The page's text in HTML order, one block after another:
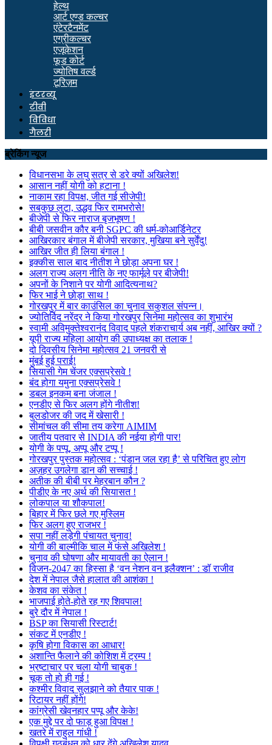
हेल्थ
आर्ट एण्ड कल्चर
एंटेरटैनमेंट
एग्रीकल्चर
एजूकेशन
फूड कोर्ट
ज्योतिष वर्ल्ड
टूरिज़म
इंटरव्यू
टीवी
विविधा
गैलरी
ब्रेकिंग न्यूज
विधानसभा के लघु सत्र से डरे क्यों अखिलेश!
आसान नहीं योगी को हटाना !
नाकाम रहा विपक्ष, जीत गई सीजेपी!
सबकुछ लुटा, उद्धव फिर रामभरोसे!
बीजेपी से फिर नाराज बृजभूषण !
बीबी जसवीन कौर बनी SGPC की धर्म-कोआर्डिनेटर
आखिरकार बंगाल में बीजेपी सरकार, मुखिया बने सुर्वेंदु!
आखिर जीत ही लिया बंगाल !
इक्कीस साल बाद नीतीश ने छोड़ा अपना घर !
अलग राज्य अलग नीति के नए फार्मूले पर बीजेपी!
अपनों के निशाने पर योगी आदित्यनाथ?
फिर भाई ने छोड़ा साथ !
गोरखपुर में बार काउंसिल का चुनाव सकुशल संपन्न।
ज्योतिर्विद नरेंद्र ने किया गोरखपुर सिनेमा महोत्सव का शुभारंभ
स्वामी अविमुक्तेश्वरानंद विवाद पहले शंकराचार्य अब नहीं, आखिर क्यों ?
यूपी राज्य महिला आयोग की उपाध्यक्ष का तलाक !
दो दिवसीय सिनेमा महोत्सव 21 जनवरी से
मुंबई हुई पराई!
सियासी गेम चेंजर एक्सप्रेसवे !
बंद होगा यमुना एक्सप्रेसवे !
डबल इनकम बना जंजाल !
एनडीए से फिर अलग होंगे नीतीश!
बुलडोजर की जद में खेसारी !
सीमांचल की सीमा तय करेगा AIMIM
जातीय पतवार से INDIA की नईया होगी पार!
योगी के पप्पू, अप्पू और टप्पू !
गोरखपुर पुस्तक महोत्सव : ‘पंडान जल रहा है’ से परिचित हुए लोग
अज़हर उगलेगा डान की सच्चाई !
अतीक की बीबी पर मेहरबान कौन ?
पीडीए के नए अर्थ की सियासत !
लोकपाल या शौकपाल!
बिहार में फिर छले गए मुस्लिम
फिर अलग हुए राजभर !
सपा नहीं लड़ेगी पंचायत चुनाव!
योगी की बाल्मीकि चाल में फंसे अखिलेश !
चुनाव की घोषणा और मायावती का ऐलान !
विजन-2047 का हिस्सा है ‘वन नेशन वन इलैक्शन’ : डॉ राजीव
देश में नेपाल जैसे हालात की आशंका !
केशव का संकेत !
भाजपाई होते-होते रह गए शिवपाल!
बुरे दौर में नेपाल !
BSP का सियासी रिस्टार्ट!
संकट में एनडीए !
कृषि होगा विकास का आधार!
अशान्ति फैलाने की कोशिश में ट्रम्प !
भ्रष्टाचार पर चला योगी चाबुक !
चूक तो हो ही गई !
कश्मीर विवाद सुलझाने को तैयार पाक !
रिटायर नहीं होंगे!
कांग्रेसी खेवनहार पप्पू और केके!
एक मुद्दे पर दो फाड़ हुआ विपक्ष !
खतरे में राहुल गांधी !